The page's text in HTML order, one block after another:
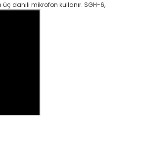
dahili mikrofon kullanır. SGH-6,